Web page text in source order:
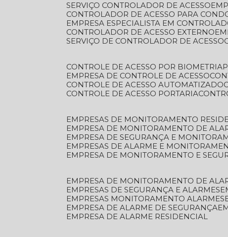
SERVIÇO CONTROLADOR DE ACESSO
CONTROLADOR DE ACESSO PARA
EMPRESA ESPECIALISTA EM
CONTROLADOR DE ACESSO EXTERNO
SERVIÇO DE CONTROLADOR DE ACESSO
CONTROLE DE ACESSO POR BIOMETRIA
EMPRESA DE CONTROLE DE ACESSO
CONTROLE DE ACESSO AUTOMATIZADO
CONTROLE DE ACESSO PORTARIA
EMPRESAS DE MONITORAMENTO
EMPRESA DE MONITORAMENTO DE
EMPRESA DE SEGURANÇA E
EMPRESAS DE ALARME E
EMPRESA DE MONITORAMENTO E
EMPRESA DE MONITORAMENTO DE
EMPRESAS DE SEGURANÇA E ALARMES
EMPRESAS MONITORAMENTO ALARMES
EMPRESA DE ALARME DE SEGURANÇA
EMPRESA DE ALARME RESIDENCIAL